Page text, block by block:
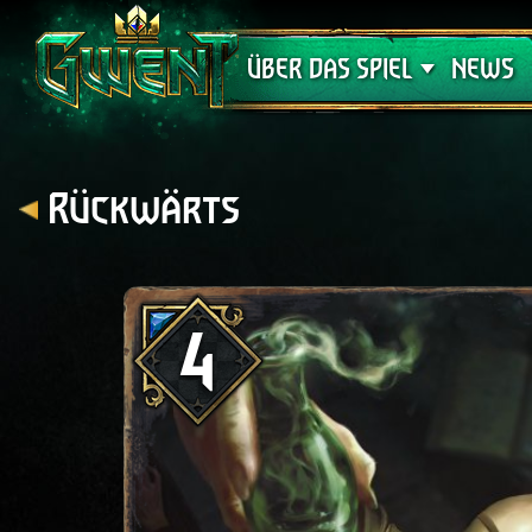
ÜBER DAS SPIEL
Support
NEWS
Rückwärts
4